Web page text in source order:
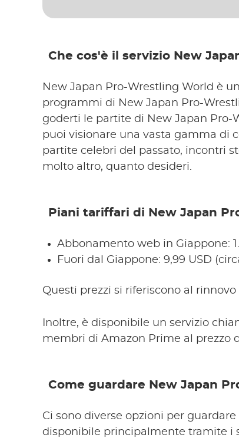
Che cos'è il servizio New
New Japan Pro-Wrestling World è
programmi di New Japan Pro-
goderti le partite di New Japan Pro-
puoi visionare una vasta gamma di
partite celebri del passato, incontri
molto altro, quanto desideri.
Piani tariffari di New Japan
Abbonamento web in Giappone:
Fuori dal Giappone: 9,99 USD
Questi prezzi si riferiscono al
Inoltre, è disponibile un servizio
membri di Amazon Prime al prezzo
Come guardare New Japan
Ci sono diverse opzioni per
disponibile principalmente tramite i